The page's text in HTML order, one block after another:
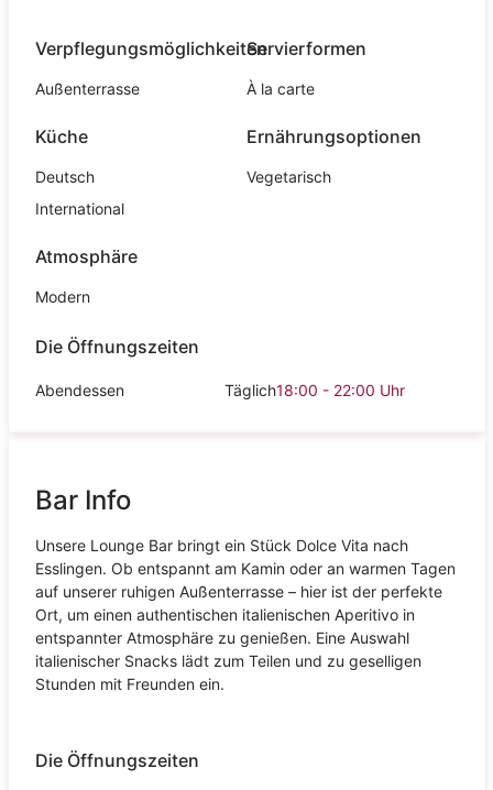
Verpflegungsmöglichkeiten
Außenterrasse
Servierformen
À la carte
Küche
Deutsch
International
Ernährungsoptionen
Vegetarisch
Atmosphäre
Modern
Die Öffnungszeiten
Abendessen Täglich18:00 - 22:00 Uhr
Bar Info
Unsere Lounge Bar bringt ein Stück Dolce Vita nach
Esslingen. Ob entspannt am Kamin oder an warmen Tagen
auf unserer ruhigen Außenterrasse – hier ist der perfekte
Ort, um einen authentischen italienischen Aperitivo in
entspannter Atmosphäre zu genießen. Eine Auswahl
italienischer Snacks lädt zum Teilen und zu geselligen
Stunden mit Freunden ein.
Die Öffnungszeiten